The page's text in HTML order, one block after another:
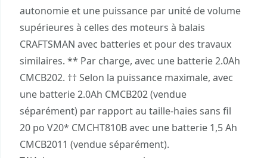
débris au fur et à mesure que vous travaillez
pour éviter un temps de nettoyage
supplémentaire.
Compatible avec le système VERSATRACK™ –
Facilitez l’organisation et le rangement avec le
crochet intégré qui permet d’utiliser le système
d’organisation murale VERSATRACK™ (vendu
séparément).
Compatible V20* – Élément du système V20* de
autonomie et une puissance par unité de volume
supérieures à celles des moteurs à balais
CRAFTSMAN avec batteries et pour des travaux
similaires. ** Par charge, avec une batterie 2.0Ah
CMCB202. †† Selon la puissance maximale, avec
une batterie 2.0Ah CMCB202 (vendue
séparément) par rapport au taille-haies sans fil
20 po V20* CMCHT810B avec une batterie 1,5 Ah
CMCB2011 (vendue séparément).